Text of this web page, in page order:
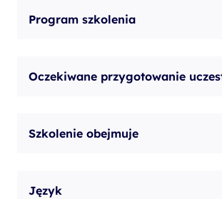
Program szkolenia
Oczekiwane przygotowanie
Szkolenie obejmuje
Język